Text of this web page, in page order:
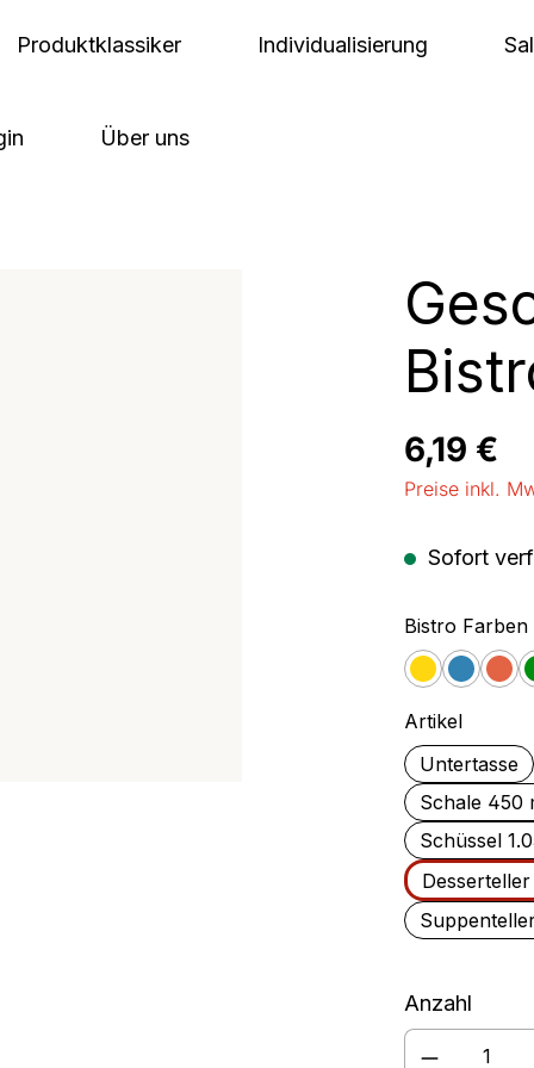
Produktklassiker
Rührbecher
Individualisierung
Über uns
Regulärer
6,19 €
Preise inkl.
Sofort
Bistro Farben
GelbBlau
Artikel
Untertasse
Schale 450
Schüssel
Desserteller
Anzahl
Produkt